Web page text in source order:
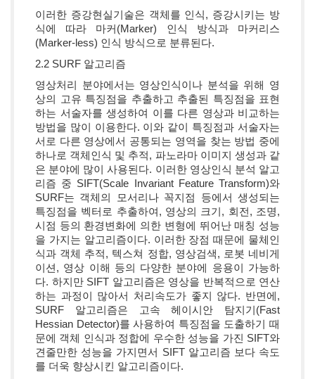
이러한 증강현실기술은 객체를 인식, 증강시키는 방
식에 따라 마커(Marker) 인식 방식과 마커리스
(Marker-less) 인식 방식으로 분류된다.
2.2 SURF 알고리즘
영상처리 분야에서는 영상인식이나 분석을 위해 영
상의 고유 특징점을 추출하고 추출된 특징점을 표현
하는 서술자를 생성하여 이를 다른 영상과 비교하는
방법을 많이 이용한다. 이와 같이 특징점과 서술자는
서로 다른 영상에서 공통되는 영역을 찾는 방법 중에
하나로 객체인식 및 추적, 파노라마 이미지 생성과 같
은 분야에 많이 사용된다. 이러한 영상인식 분석 알고
리즘 중 SIFT(Scale Invariant Feature Transform)와
SURF는 객체의 모서리나 꼭지점 등에서 생성되는
특징점을 벡터로 추출하여, 영상의 크기, 회전, 조명,
시점 등의 환경변화에 의한 변형에 뛰어난 매칭 성능
을 가지는 알고리즘이다. 이러한 장점 때문에 물체인
식과 객체 추적, 텍스쳐 정합, 영상검색, 로봇 네비게
이션, 영상 이해 등의 다양한 분야에 응용이 가능하
다. 하지만 SIFT 알고리즘은 영상을 반복적으로 연산
하는 과정이 많아서 처리속도가 좋지 않다. 반면에,
SURF 알고리즘은 고속 헤이시안 탐지기(Fast
Hessian Detector)를 사용하여 특징점을 도출하기 때
문에 객체 인식과 정합에 우수한 성능을 가진 SIFT와
견줄만한 성능을 가지면서 SIFT 알고리즘 보다 속도
를 더욱 향상시킨 알고리즘이다.